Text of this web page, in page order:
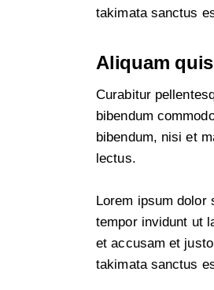
takimata sanctus
Aliquam
Curabitur
bibendum
bibendum, nisi et
lectus.
Lorem ipsum dolor
tempor invidunt ut
et accusam et
takimata sanctus